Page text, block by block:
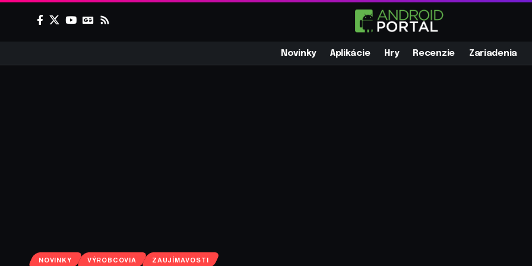
Novinky Aplikácie Hry Recenzie Zariadenia
NOVINKY VÝROBCOVIA ZAUJÍMAVOSTI